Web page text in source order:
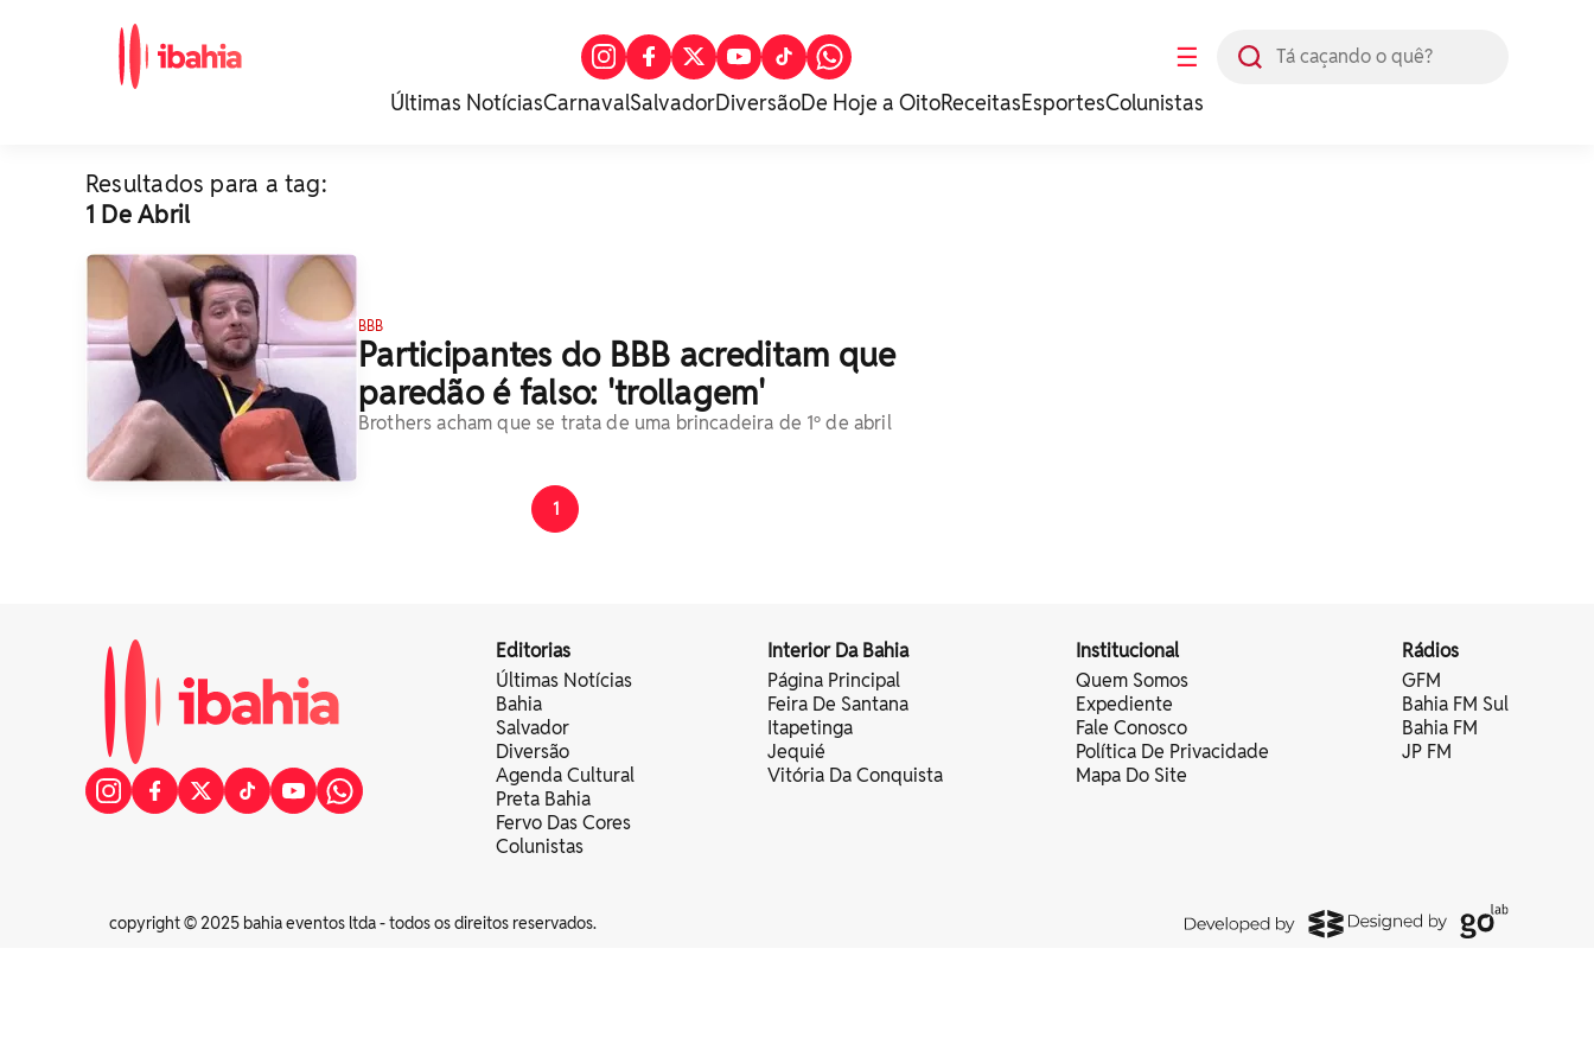
☰
Últimas NotíciasCarnavalSalvadorDiversãoDe Hoje a OitoReceitasEsportesColunistas
Resultados para a tag:
1 De Abril
BBB
Participantes do BBB acreditam que
paredão é falso: 'trollagem'
Brothers acham que se trata de uma brincadeira de 1º de abril
1
Editorias
Últimas Notícias
Bahia
Salvador
Diversão
Agenda Cultural
Preta Bahia
Fervo Das Cores
Colunistas
Interior Da Bahia
Página Principal
Feira De Santana
Itapetinga
Jequié
Vitória Da Conquista
Institucional
Quem Somos
Expediente
Fale Conosco
Política De Privacidade
Mapa Do Site
Rádios
GFM
Bahia FM Sul
Bahia FM
JP FM
copyright © 2025 bahia eventos ltda - todos os direitos reservados.